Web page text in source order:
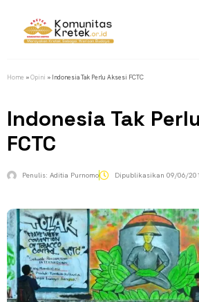
Home »Opini » Indonesia Tak Perlu Aksesi FCTC
Indonesia Tak
FCTC
Penulis: Aditia Purnomo Dipublikasikan 09/06/